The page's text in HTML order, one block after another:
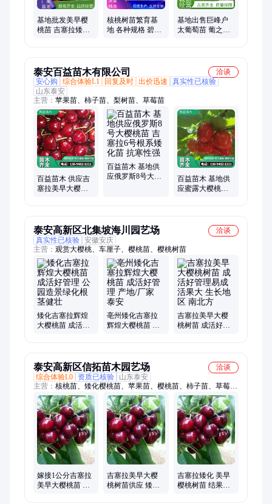
基地批发美早樱
桃苗 吉塞拉矮化
核桃树苗繁育基
地 各种规格 碧根
基地出售巨峰户
太葡萄苗 葡之梦
泰安百益苗木有限公司
洽谈
安心购
综合体验L1 回复及时 出价迅速
真实性已核验
山东泰安
主营： 苹果苗、柿子苗、梨树苗、草莓苗
百益苗木 供应吉
塞拉美早大樱桃
百益苗木 基地供
应俄罗斯8号大樱
百益苗木 基地供
应蜜露大樱桃树
泰安高新区北集坡海川园艺场
洽谈
真实性已核验 安徽安庆
主营： 观赏大樱桃、车厘子、樱桃苗、樱桃树苗
矮化吉塞拉辉煌
大樱桃苗 成活好
亳州矮化吉塞拉
辉煌大樱桃苗 成
吉塞拉美早大樱
桃树苗 成活好管
泰安高新区信拓苗木园艺场
洽谈
综合体验L0
资质已核验
山东泰安
主营： 核桃苗、矮化樱桃苗、苹果苗、樱桃苗、柿子苗、草莓
苗、杏树苗、梨树苗、桃树苗、李子苗
嫁接1公分吉塞拉
美早大樱桃苗 半
吉塞拉美早大樱
桃树苗供应 矮化
吉塞拉矮化 美早
樱桃树苗 结果早